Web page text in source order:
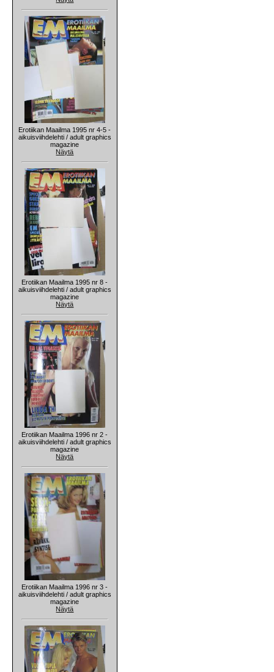
Erotiikan Maailma 1995 nr 4-5 -
aikuisviihdelehti / adult graphics
magazine
Näytä
Erotiikan Maailma 1995 nr 8 -
aikuisviihdelehti / adult graphics
magazine
Näytä
Erotiikan Maailma 1996 nr 2 -
aikuisviihdelehti / adult graphics
magazine
Näytä
Erotiikan Maailma 1996 nr 3 -
aikuisviihdelehti / adult graphics
magazine
Näytä